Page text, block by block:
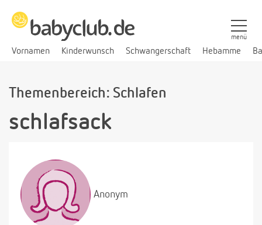
Vornamen Kinderwunsch Schwangerschaft Hebamme
menü
Themenbereich: Schlafen
schlafsack
Anonym